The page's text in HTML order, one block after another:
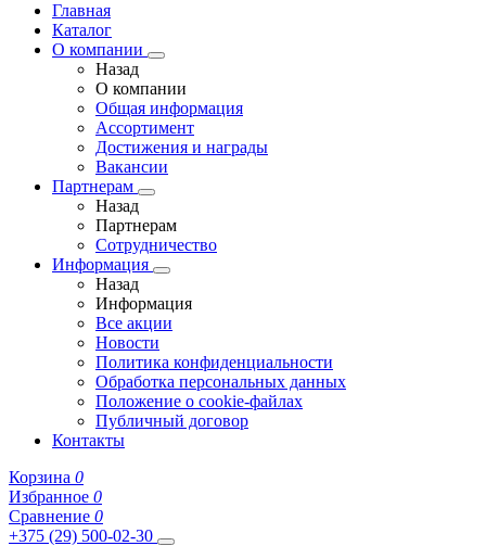
Главная
Каталог
О компании
Назад
О компании
Общая информация
Ассортимент
Достижения и награды
Вакансии
Партнерам
Назад
Партнерам
Сотрудничество
Информация
Назад
Информация
Все акции
Новости
Политика конфиденциальности
Обработка персональных данных
Положение о cookie-файлах
Публичный договор
Контакты
Корзина 0
Избранное 0
Сравнение 0
+375 (29) 500-02-30